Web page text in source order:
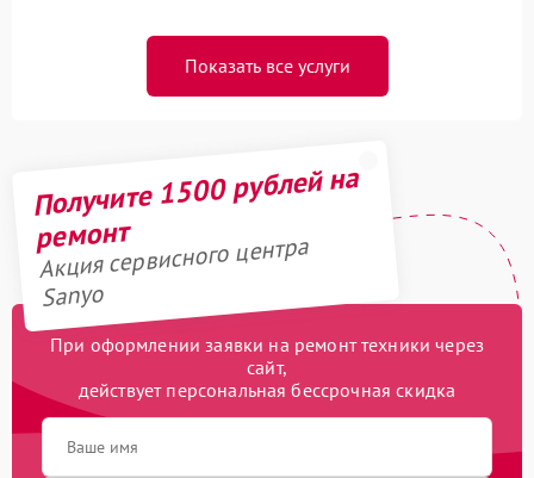
Показать все услуги
Получите 1500 рублей на
ремонт
Акция сервисного центра
Sanyo
При оформлении заявки на ремонт техники через
сайт,
действует персональная бессрочная скидка